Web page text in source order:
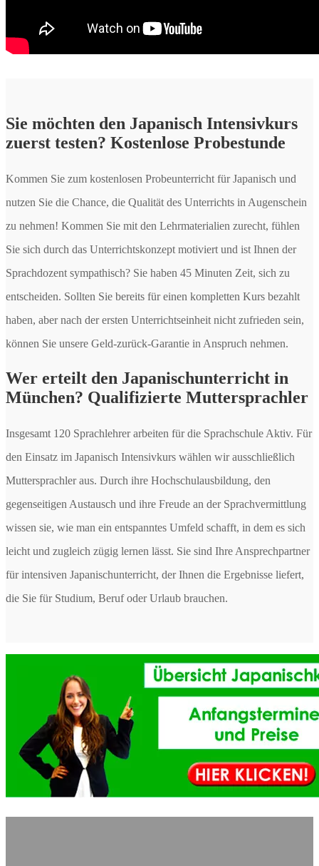
Sie möchten den Japanisch Intensivkurs
zuerst testen? Kostenlose Probestunde
Kommen Sie zum kostenlosen Probeunterricht für Japanisch und
nutzen Sie die Chance, die Qualität des Unterrichts in Augenschein
zu nehmen! Kommen Sie mit den Lehrmaterialien zurecht, fühlen
Sie sich durch das Unterrichtskonzept motiviert und ist Ihnen der
Sprachdozent sympathisch? Sie haben 45 Minuten Zeit, sich zu
entscheiden. Sollten Sie bereits für einen kompletten Kurs bezahlt
haben, aber nach der ersten Unterrichtseinheit nicht zufrieden sein,
können Sie unsere Geld-zurück-Garantie in Anspruch nehmen.
Wer erteilt den Japanischunterricht in
München? Qualifizierte Muttersprachler
Insgesamt 120 Sprachlehrer arbeiten für die Sprachschule Aktiv. Für
den Einsatz im Japanisch Intensivkurs wählen wir ausschließlich
Muttersprachler aus. Durch ihre Hochschulausbildung, den
gegenseitigen Austausch und ihre Freude an der Sprachvermittlung
wissen sie, wie man ein entspanntes Umfeld schafft, in dem es sich
leicht und zugleich zügig lernen lässt. Sie sind Ihre Ansprechpartner
für intensiven Japanischunterricht, der Ihnen die Ergebnisse liefert,
die Sie für Studium, Beruf oder Urlaub brauchen.